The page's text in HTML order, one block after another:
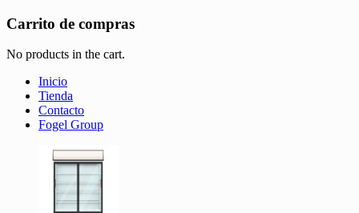
Carrito de compras
No products in the cart.
Inicio
Tienda
Contacto
Fogel Group